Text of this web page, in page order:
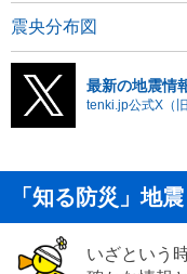
震央分布図
最新の地震情
tenki.jp公式X（
「知る防災」地震
いざという